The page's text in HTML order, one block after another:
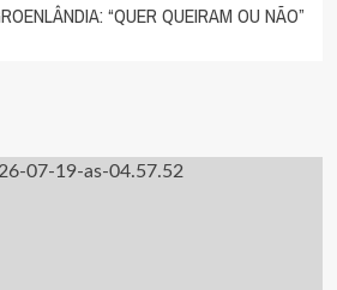
“QUER QUEIRAM OU NÃO”